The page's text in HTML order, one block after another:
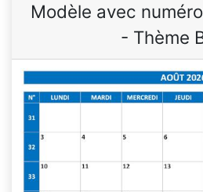
Modèle avec
- Thème